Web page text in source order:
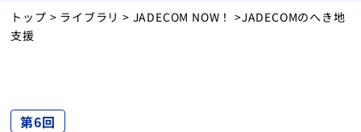
事業紹介
運営施設
トップ > ライブラリ > JADECOM NOW！ >JADECOMのへき地
支援
第6回